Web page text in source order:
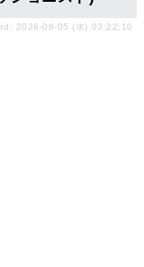
2026-08-05 (水) 03:22:10